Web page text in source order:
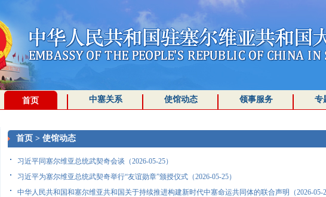
首页 中塞关系 使馆动态 领事服务 专
首页> 使馆动态
习近平同塞尔维亚总统武契奇会谈（2026-05-25）
习近平为塞尔维亚总统武契奇举行“友谊勋章”颁授仪式（2026-05-25）
中华人民共和国和塞尔维亚共和国关于持续推进构建新时代中塞命运共同体的联合声明（2026-05-